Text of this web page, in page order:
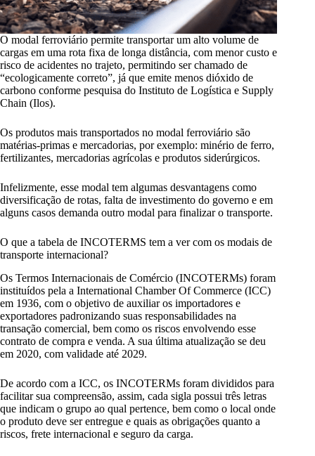
O modal ferroviário permite transportar um alto volume de
cargas em uma rota fixa de longa distância, com menor custo e
risco de acidentes no trajeto, permitindo ser chamado de
“ecologicamente correto”, já que emite menos dióxido de
carbono conforme pesquisa do Instituto de Logística e Supply
Chain (Ilos).
Os produtos mais transportados no modal ferroviário são
matérias-primas e mercadorias, por exemplo: minério de ferro,
fertilizantes, mercadorias agrícolas e produtos siderúrgicos.
Infelizmente, esse modal tem algumas desvantagens como
diversificação de rotas, falta de investimento do governo e em
alguns casos demanda outro modal para finalizar o transporte.
O que a tabela de INCOTERMS tem a ver com os modais de
transporte internacional?
Os Termos Internacionais de Comércio (INCOTERMs) foram
instituídos pela a International Chamber Of Commerce (ICC)
em 1936, com o objetivo de auxiliar os importadores e
exportadores padronizando suas responsabilidades na
transação comercial, bem como os riscos envolvendo esse
contrato de compra e venda. A sua última atualização se deu
em 2020, com validade até 2029.
De acordo com a ICC, os INCOTERMs foram divididos para
facilitar sua compreensão, assim, cada sigla possui três letras
que indicam o grupo ao qual pertence, bem como o local onde
o produto deve ser entregue e quais as obrigações quanto a
riscos, frete internacional e seguro da carga.